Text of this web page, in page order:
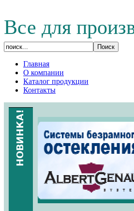
Все для
Главная
О компании
Каталог продукции
Контакты